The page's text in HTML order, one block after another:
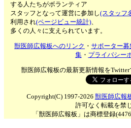
する人たちがボランティア
スタッフとなって運営に参加し(スタッフ
利用され(ページビュー統計)、
多くの人々に支えられています。
獣医師広報板へのリンク ・サポーター募
集・ プライバシー
獣医師広報板の最新更新情報をTwitter
Copyright(C) 1997-2026 獣医師広報
許可なく転載を禁
「獣医師広報板」は商標登録